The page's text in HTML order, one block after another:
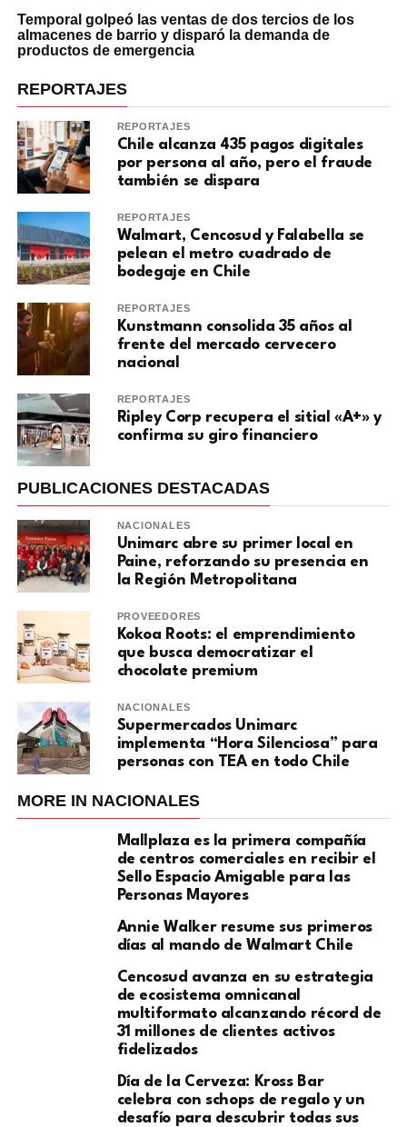
Temporal golpeó las ventas de dos tercios de los
almacenes de barrio y disparó la demanda de
productos de emergencia
REPORTAJES
REPORTAJES
Chile alcanza 435 pagos digitales
por persona al año, pero el fraude
también se dispara
REPORTAJES
Walmart, Cencosud y Falabella se
pelean el metro cuadrado de
bodegaje en Chile
REPORTAJES
Kunstmann consolida 35 años al
frente del mercado cervecero
nacional
REPORTAJES
Ripley Corp recupera el sitial «A+» y
confirma su giro financiero
PUBLICACIONES DESTACADAS
NACIONALES
Unimarc abre su primer local en
Paine, reforzando su presencia en
la Región Metropolitana
PROVEEDORES
Kokoa Roots: el emprendimiento
que busca democratizar el
chocolate premium
NACIONALES
Supermercados Unimarc
implementa “Hora Silenciosa” para
personas con TEA en todo Chile
MORE IN NACIONALES
Mallplaza es la primera compañía
de centros comerciales en recibir el
Sello Espacio Amigable para las
Personas Mayores
Annie Walker resume sus primeros
días al mando de Walmart Chile
Cencosud avanza en su estrategia
de ecosistema omnicanal
multiformato alcanzando récord de
31 millones de clientes activos
fidelizados
Día de la Cerveza: Kross Bar
celebra con schops de regalo y un
desafío para descubrir todas sus